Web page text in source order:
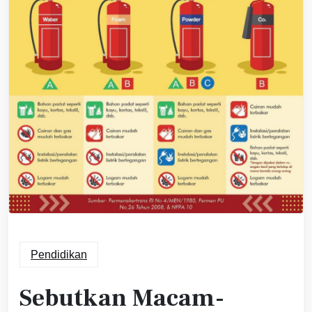
Pendidikan
Sebutkan Macam-